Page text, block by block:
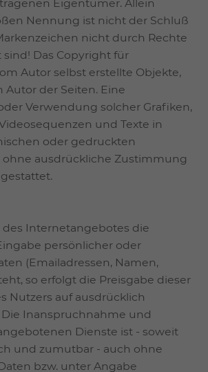
Eigentümer. Allein
Nennung ist nicht der Schluß
nicht durch Rechte
Das Copyright für
Autor selbst erstellte Objekte,
der Seiten. Eine
Verwendung solcher Grafiken,
und Texte in
oder gedruckten
ohne ausdrückliche Zustimmung
Internetangebotes die
persönlicher oder
(Emailadressen, Namen,
so erfolgt die Preisgabe dieser
Nutzers auf ausdrücklich
Die Inanspruchnahme und
Dienste ist - soweit
und zumutbar - auch ohne
bzw. unter Angabe